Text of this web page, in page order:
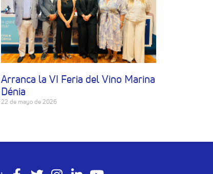
Arranca la VI Feria del Vino Marina
Dénia
22 de mayo de 2026